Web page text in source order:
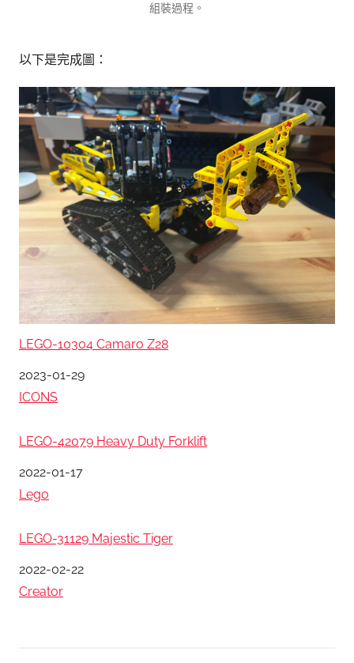
組裝過程。
以下是完成圖：
LEGO-10304 Camaro Z28
日期
2023-01-29
關於
ICONS
LEGO-42079 Heavy Duty Forklift
日期
2022-01-17
關於
Lego
LEGO-31129 Majestic Tiger
日期
2022-02-22
關於
Creator